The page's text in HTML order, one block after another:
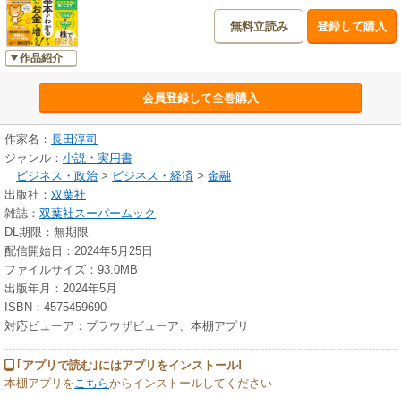
作品紹介
無料立読み 登録して購入
会員登録して全巻購入
作家名： 長田淳司
ジャンル： 小説・実用書
ビジネス・政治 > ビジネス・経済 > 金融
出版社： 双葉社
雑誌： 双葉社スーパームック
DL期限：無期限
配信開始日：2024年5月25日
ファイルサイズ：93.0MB
出版年月：2024年5月
ISBN：4575459690
対応ビューア：ブラウザビューア、本棚アプリ
｢アプリで読む｣にはアプリをインストール!
本棚アプリをこちらからインストールしてください